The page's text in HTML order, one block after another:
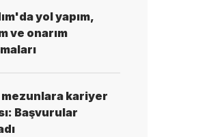
yol yapım,
ve onarım
mezunlara kariyer
Başvurular